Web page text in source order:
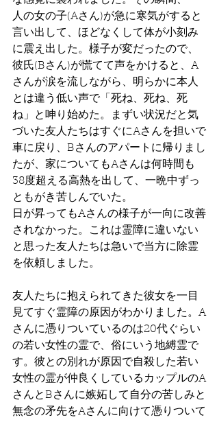
人の女の子(Aさん)が急に寒気がすると
言い出して、ほどなくして体が小刻み
に震え出した。様子が変だったので、
彼氏(Bさん)が慌てて声をかけると、A
さんが涙を流しながら、明らかに本人
とは違う低い声で「死ね、死ね、死
ね」と呻り始めた。まずい状況だと気
づいた友人たちはすぐにAさんを担いで
車に戻り、Bさんのアパートに帰りまし
たが、家についてもAさんは何時間も
38度超える高熱を出して、一晩中ずっ
ともがき苦しんでいた。
日が昇ってもAさんの様子が一向に改善
されなかった。これは霊障に違いない
と思った友人たちは急いで当方に除霊
を依頼しました。
友人たちに抱えられてきた彼女を一目
見てすぐ霊障の原因がわかりました。A
さんに憑りついているのは20代ぐらい
の若い女性の霊で、俗にいう地縛霊で
す。彼との別れが原因で自殺した若い
女性の霊が仲良くしているカップルのA
さんとBさんに嫉妬して自分の苦しみと
無念の矛先をAさんに向けて憑りついて